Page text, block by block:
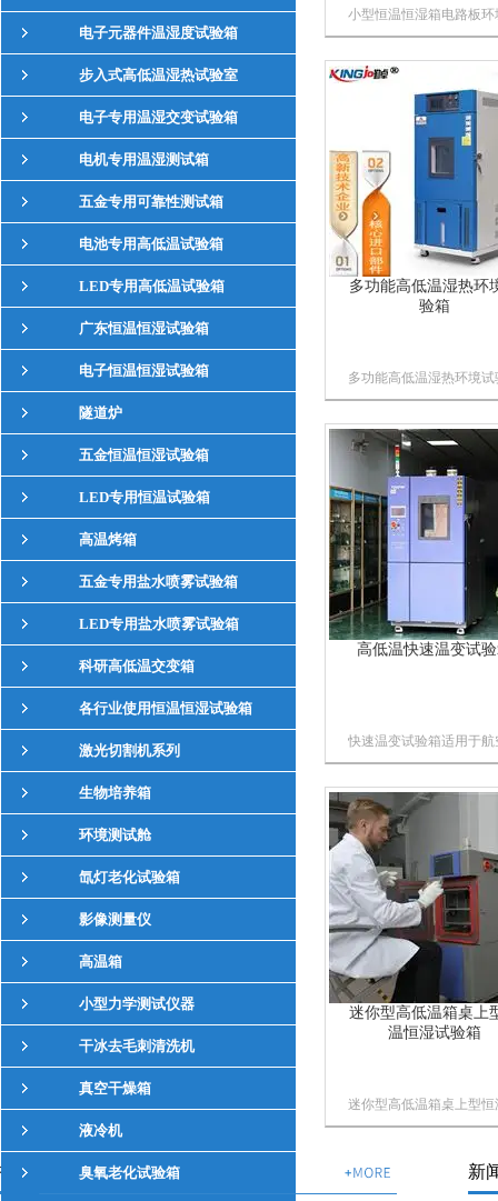
电子元器件温湿度试验箱
步入式高低温湿热试验室
电子专用温湿交变试验箱
电机专用温湿测试箱
五金专用可靠性测试箱
电池专用高低温试验箱
LED专用高低温试验箱
广东恒温恒湿试验箱
电子恒温恒湿试验箱
隧道炉
五金恒温恒湿试验箱
LED专用恒温试验箱
高温烤箱
五金专用盐水喷雾试验箱
LED专用盐水喷雾试验箱
科研高低温交变箱
各行业使用恒温恒湿试验箱
激光切割机系列
生物培养箱
环境测试舱
氙灯老化试验箱
影像测量仪
高温箱
小型力学测试仪器
干冰去毛刺清洗机
真空干燥箱
液冷机
臭氧老化试验箱
小型恒温恒湿箱电路板环
老化测试箱主要用于用于
业产品高、低温的可靠性
验。在低温、高温条件下
对产品进行环境模拟测试
测试后，通过检测，来判
产品的性能，是否仍然能
符合预定要求，以便供产
设计、改...
多功能高低温湿热环
验箱
多功能高低温湿热环境试
箱用于检测材料在各种环
下性能的设备及试验各种
料耐热、耐寒、耐干、耐
性能；适合电子、电器、
池、手机、通讯、仪表、
辆、塑胶制品、金属、食
品、化学、建材、医疗、
天等制品检...
高低温快速温变试
快速温变试验箱适用于航
航天产品、信息电子仪器
表、材料、电工、电子产
品、各种电子元气件在温
快速转变的情况下检验产
的各项性能指标。
迷你型高低温箱桌上
温恒湿试验箱
迷你型高低温箱桌上型恒
恒湿试验箱用于检测材料
验各种材料耐热、耐寒、
干、耐湿性能；适合电子
技术文章 ARTICLE 新